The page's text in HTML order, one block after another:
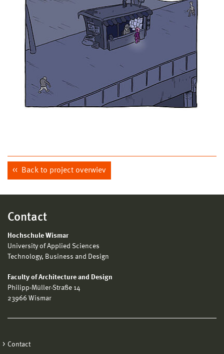
Back to project overwiev
Contact
Hochschule Wismar
University of Applied Sciences
Technology, Business and Design
Faculty of Architecture and Design
Philipp-Müller-Straße 14
23966 Wismar
Contact